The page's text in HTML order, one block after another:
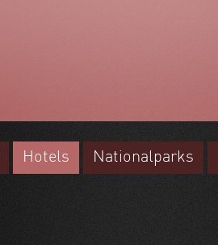
Hotels Nationalparks